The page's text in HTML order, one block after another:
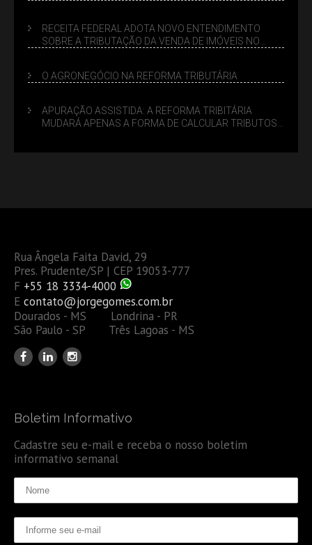
RECEITA FEDERAL ADOTA NOVO ENTENDIMENTO
SOBRE A TRIBUTAÇÃO DA VENDA DE IMÓVEIS NO
O AGRONEGÓCIO NA REFORMA TRIBUTÁRIA
APURAÇÃO ASSISTIDA: A REFORMA TRIBITÁRIA
MUDARÁ APENAS A FORMA DE CALCULAR TRIBUTOS
Rua Ângela Faita David, 29
Pres. Prudente/SP | CEP 19053-777
F +55 18 3334-4000
E contato@jorgegomes.com.br
Dourados - MS Londrina - PR
São Paulo - SP Três Lagoas - MS
Boletim Informativo
Cadastre seu e-mail e receba o nosso boletim
informativo semanal